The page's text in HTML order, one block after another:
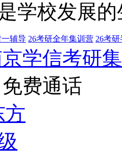
学校发展
辅导 26考研全年集训营 26考
学信考研
免费通话